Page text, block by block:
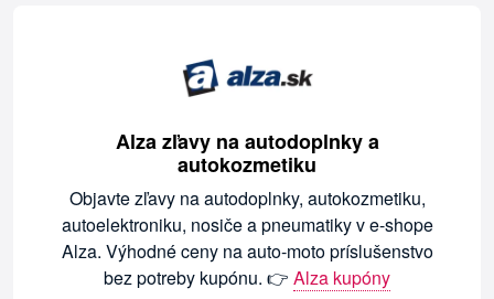
Alza zľavy na autodoplnky a
autokozmetiku
Objavte zľavy na autodoplnky, autokozmetiku,
autoelektroniku, nosiče a pneumatiky v e-shope
Alza. Výhodné ceny na auto‑moto príslušenstvo
bez potreby kupónu. 👉 Alza kupóny